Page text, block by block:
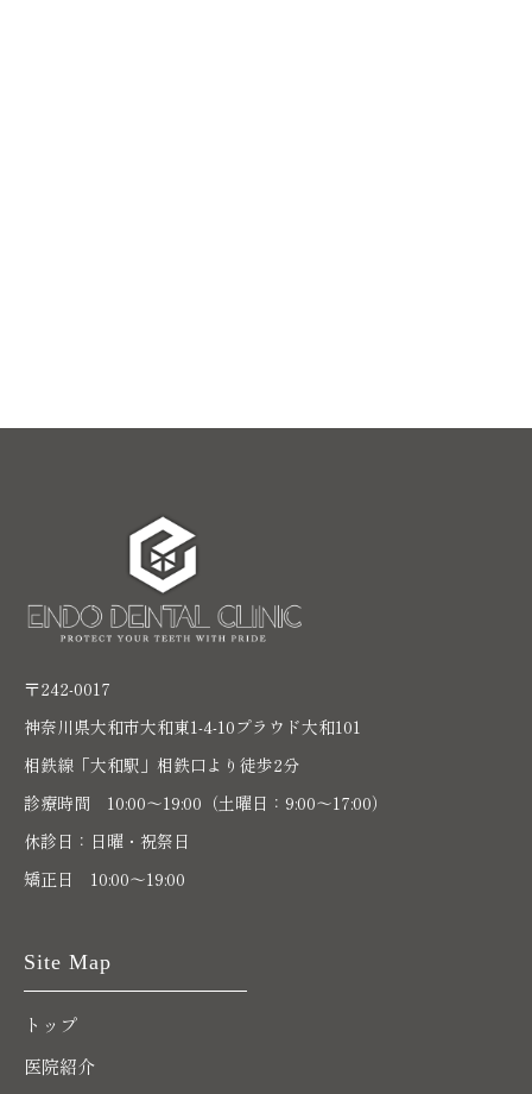
〒242-0017
神奈川県大和市大和東1-4-10プラウド大和101
相鉄線「大和駅」相鉄口より徒歩2分
診療時間 10:00〜19:00（土曜日：9:00～17:00）
休診日：日曜・祝祭日
矯正日 10:00～19:00
Site Map
トップ
医院紹介